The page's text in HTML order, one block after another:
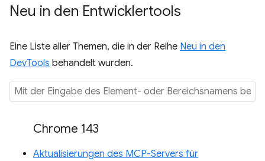
Neu in den Entwicklertools
Eine Liste aller Themen, die in der Reihe Neu in den
DevTools behandelt wurden.
Chrome 143
Aktualisierungen des MCP-Servers für